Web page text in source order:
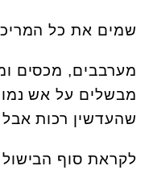
שמים את כל
מערבבים, מכסים
מבשלים על אש
שהעדשין רכות
לקראת סוף